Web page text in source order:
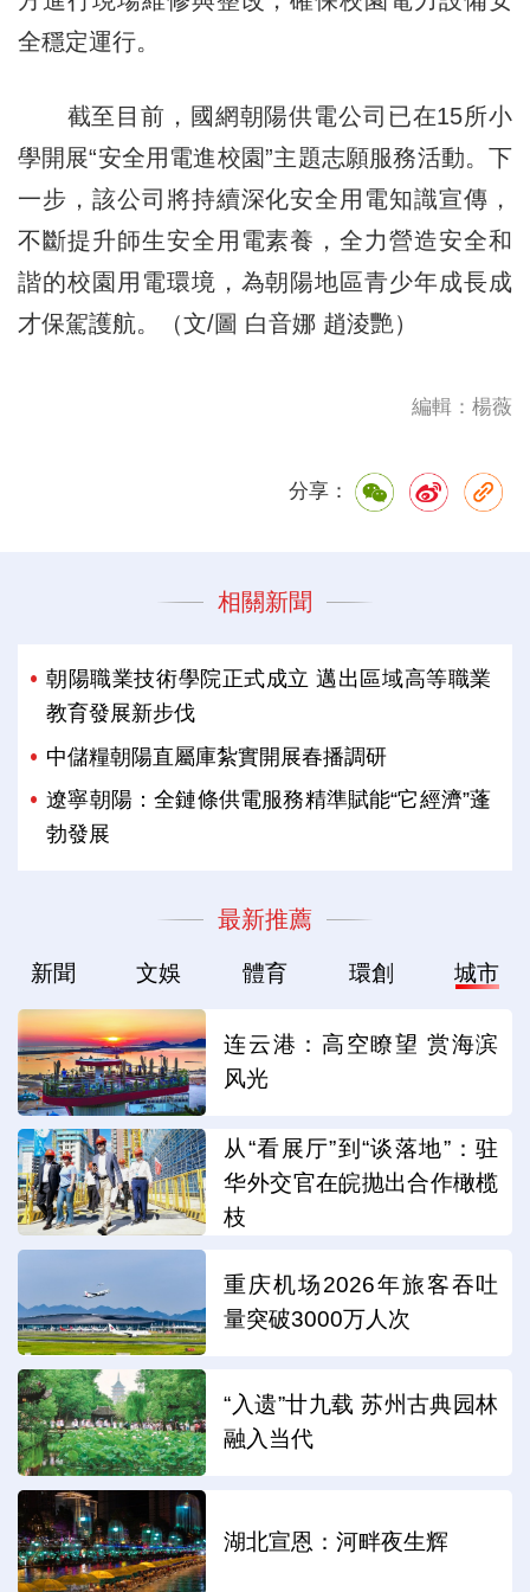
全穩定運行。
截至目前，國網朝陽供電公司已在15所小
學開展“安全用電進校園”主題志願服務活動。下
一步，該公司將持續深化安全用電知識宣傳，
不斷提升師生安全用電素養，全力營造安全和
諧的校園用電環境，為朝陽地區青少年成長成
才保駕護航。（文/圖 白音娜 趙淩艷）
編輯：楊薇
分享：
相關新聞
朝陽職業技術學院正式成立 邁出區域高等職業
教育發展新步伐
中儲糧朝陽直屬庫紮實開展春播調研
遼寧朝陽：全鏈條供電服務精準賦能“它經濟”蓬
勃發展
最新推薦
新聞 文娛 體育 環創 城市
连云港：高空瞭望 赏海滨
风光
从“看展厅”到“谈落地”：驻
华外交官在皖抛出合作橄榄
枝
重庆机场2026年旅客吞吐
量突破3000万人次
“入遗”廿九载 苏州古典园林
融入当代
湖北宣恩：河畔夜生辉